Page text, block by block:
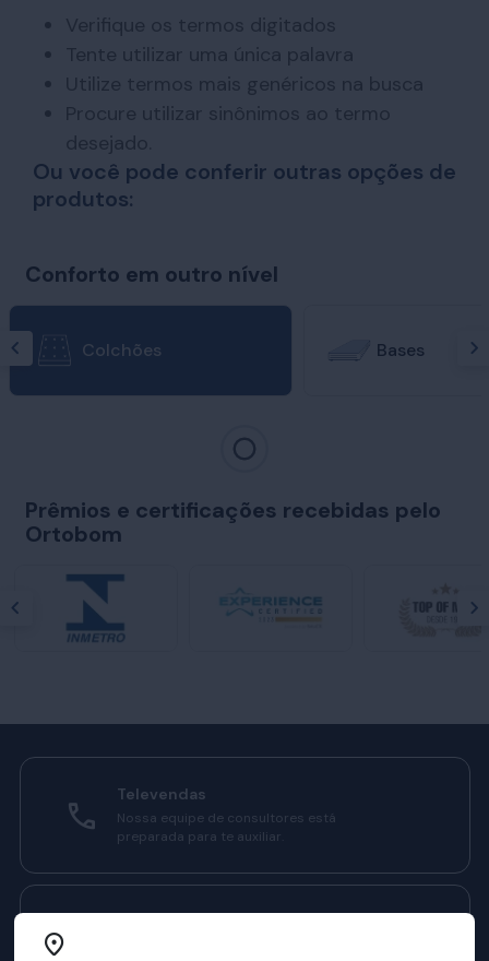
Verifique os termos digitados
Tente utilizar uma única palavra
Utilize termos mais genéricos na busca
Procure utilizar sinônimos ao termo
desejado.
Ou você pode conferir outras opções de
produtos:
Conforto em outro nível
Colchões Bases
Prêmios e certificações recebidas pelo
Ortobom
Televendas
Nossa equipe de consultores está
preparada para te auxiliar.